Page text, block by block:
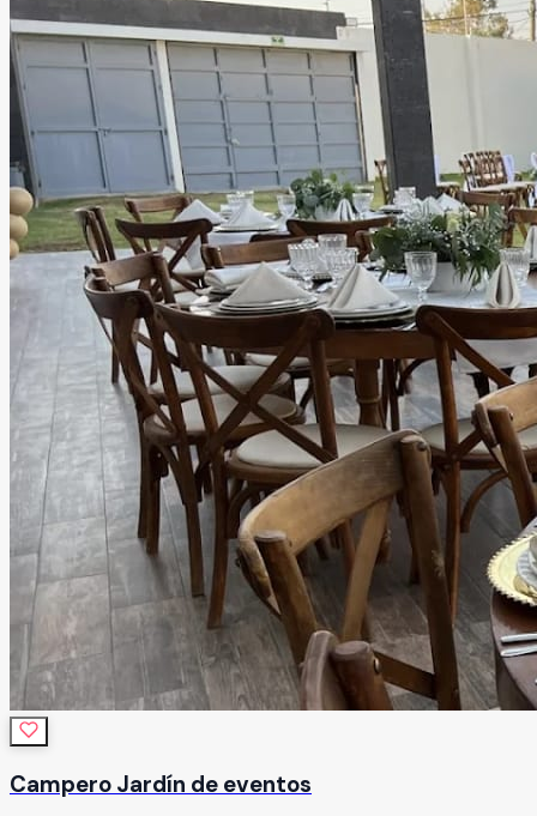
Campero Jardín de eventos